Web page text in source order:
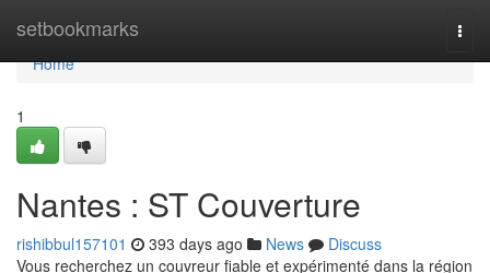
setbookmarks
Home
Home
1
Nantes : ST Couverture
rishibbul157101 393 days ago News
Discuss
Vous recherchez un couvreur fiable et expérimenté dans la région